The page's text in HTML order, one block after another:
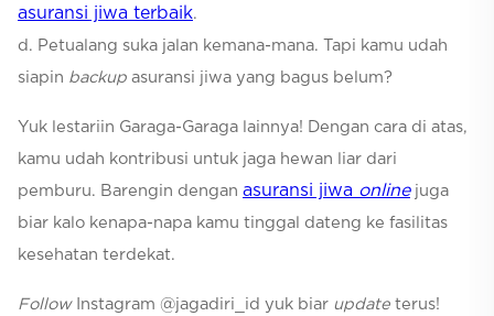
asuransi jiwa terbaik.
d. Petualang suka jalan kemana-mana. Tapi kamu udah
siapin backup asuransi jiwa yang bagus belum?
Yuk lestariin Garaga-Garaga lainnya! Dengan cara di atas,
kamu udah kontribusi untuk jaga hewan liar dari
pemburu. Barengin dengan asuransi jiwa online juga
biar kalo kenapa-napa kamu tinggal dateng ke fasilitas
kesehatan terdekat.
Follow Instagram @jagadiri_id yuk biar update terus!